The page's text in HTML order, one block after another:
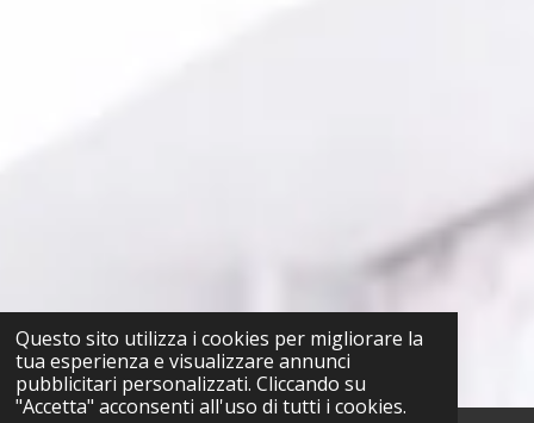
Questo sito utilizza i cookies per migliorare la
tua esperienza e visualizzare annunci
pubblicitari personalizzati. Cliccando su
"Accetta" acconsenti all'uso di tutti i cookies.